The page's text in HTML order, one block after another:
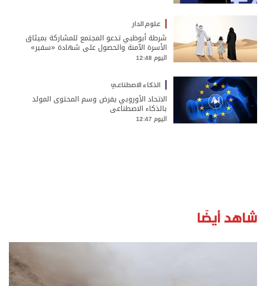
علوم الدار
شرطة أبوظبي تدعو المجتمع للمشاركة بميثاق
الأسرة الآمنة والحصول على شهادة «سفير»
اليوم 12:48
الذكاء الاصطناعي
الاتحاد الأوروبي يفرض وسم المحتوى المولد
بالذكاء الاصطناعي
اليوم 12:47
شاهد أيضًا